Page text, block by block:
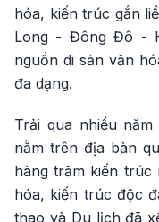
hóa, kiến trúc gắn
Long - Đông Đô -
nguồn di sản văn
đa dạng.
Trải qua nhiều
nằm trên địa bàn
hàng trăm kiến
hóa, kiến trúc độc
thao và Du lịch đã